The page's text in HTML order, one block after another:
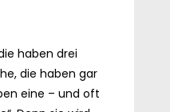
haben drei
die haben gar
eine – und oft